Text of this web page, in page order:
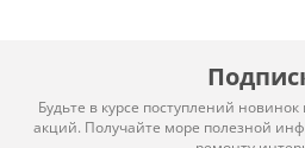
Будьте в курсе поступлений
акций. Получайте море полезной